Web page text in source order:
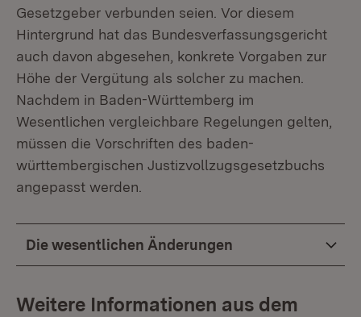
Gesetzgeber verbunden seien. Vor diesem
Hintergrund hat das Bundesverfassungsgericht
auch davon abgesehen, konkrete Vorgaben zur
Höhe der Vergütung als solcher zu machen.
Nachdem in Baden-Württemberg im
Wesentlichen vergleichbare Regelungen gelten,
müssen die Vorschriften des baden-
württembergischen Justizvollzugsgesetzbuchs
angepasst werden.
Die wesentlichen Änderungen
Weitere Informationen aus dem